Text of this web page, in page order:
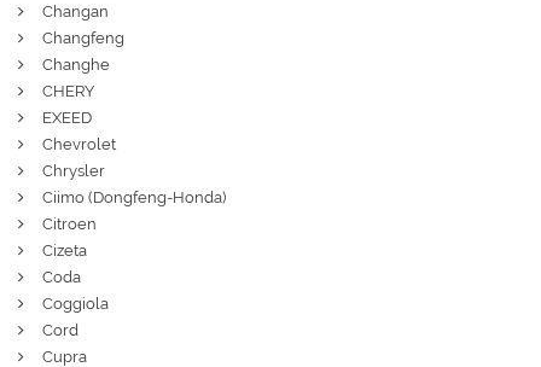
Changan
Changfeng
Changhe
CHERY
EXEED
Chevrolet
Chrysler
Ciimo (Dongfeng-Honda)
Citroen
Cizeta
Coda
Coggiola
Cord
Cupra